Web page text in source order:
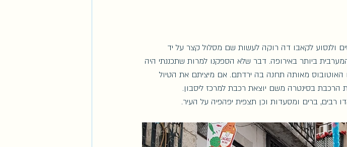
ולנסוע לקאבו דה רוקה לעשות שם מסלול קצר על יד
ביותר באירופה. דבר שלא הספקנו למרות שתכננתי היה
האוטובוס מאותה תחנה בה ירדתם. אם מיציתם את הטיול
הרכבת בסינטרה משם יוצאת רכבת למרכז ליסבון.
רבים, ברים ומסעדות וכן תצפית יפהפיה על העיר.